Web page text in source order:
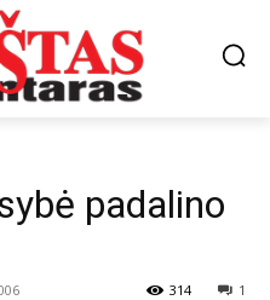
padalino
1
314